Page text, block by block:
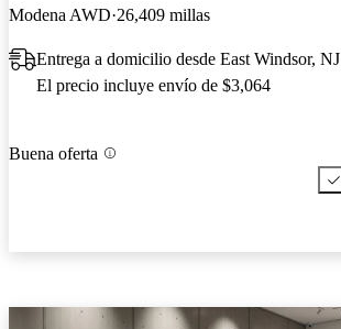
Modena AWD 26,409 millas
Entrega a domicilio desde East Windsor, NJ
El precio incluye envío de $3,064
Buena oferta